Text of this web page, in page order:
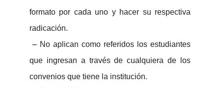
formato por cada uno y hacer su respectiva
radicación.
– No aplican como referidos los estudiantes
que ingresan a través de cualquiera de los
convenios que tiene la institución.